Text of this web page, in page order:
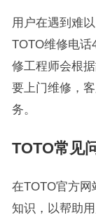
用户在遇到难
TOTO维修电话
修工程师会根
要上门维修，
务。
TOTO常见
在TOTO官方
知识，以帮助